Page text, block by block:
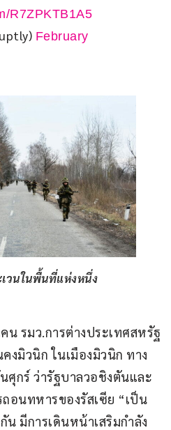
R7ZPKTB1A5
February
วนในพื้นที่แห่งหนึ่ง
รมว.การต่างประเทศสหรัฐ
มิวนิก ในเมืองมิวนิก ทาง
ศุกร์ ว่ารัฐบาลวอชิงตันและ
อนทหารของรัสเซีย “เป็น
น มีการเดินหน้าเสริมกำลัง